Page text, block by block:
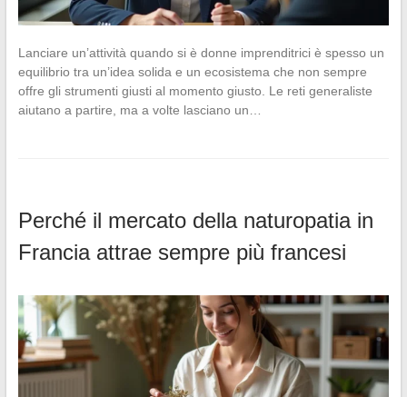
Lanciare un’attività quando si è donne imprenditrici è spesso un
equilibrio tra un’idea solida e un ecosistema che non sempre
offre gli strumenti giusti al momento giusto. Le reti generaliste
aiutano a partire, ma a volte lasciano un…
Perché il mercato della naturopatia in
Francia attrae sempre più francesi